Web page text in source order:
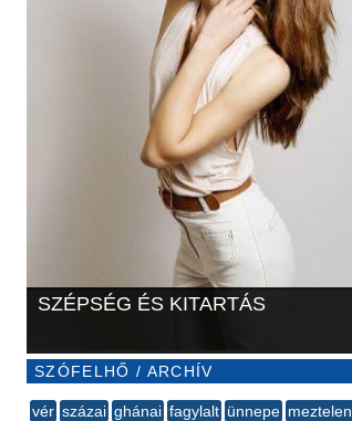
SZÉPSÉG ÉS KITARTÁS
SZÓFELHŐ / ARCHÍV
vér százai ghánai fagylalt ünnepe meztelen